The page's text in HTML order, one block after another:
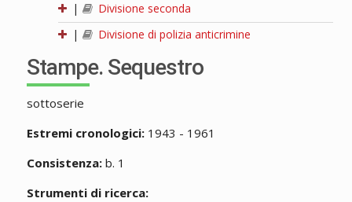
|
Divisione seconda
|
Divisione di polizia anticrimine
Stampe. Sequestro
sottoserie
Estremi cronologici:1943 - 1961
Consistenza:b. 1
Strumenti di ricerca: